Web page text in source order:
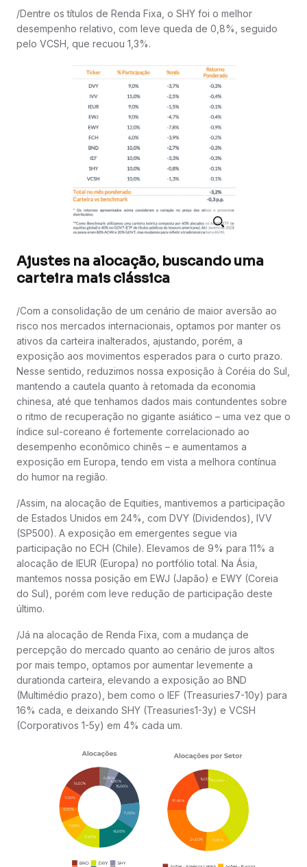
/Dentre os títulos de Renda Fixa, o SHY foi o melhor
desempenho relativo, com leve queda de 0,8%, seguido
pelo VCSH, que recuou 1,3%.
Ajustes na alocação, buscando uma
carteira mais clássica
/Com a consolidação de um cenário de maior aversão ao
risco nos mercados internacionais, optamos por manter os
ativos da carteira inalterados, ajustando, porém, a
exposição aos movimentos esperados para o curto prazo.
Nesse sentido, reduzimos nossa exposição à Coréia do Sul,
mantendo a cautela quanto à retomada da economia
chinesa, até que tenhamos dados mais contundentes sobre
o ritmo de recuperação no gigante asiático – uma vez que o
índice sul-coreano é fortemente correlacionado ao
desempenho econômico chinês – e aumentamos a
exposição em Europa, tendo em vista a melhora contínua
do humor na região.
/Assim, na alocação de Equities, mantivemos a participação
de Estados Unidos em 24%, com DVY (Dividendos), IVV
(SP500). A exposição em emergentes segue via
participação no ECH (Chile). Elevamos de 9% para 11% a
alocação de IEUR (Europa) no portfólio total. Na Ásia,
mantemos nossa posição em EWJ (Japão) e EWY (Coreia
do Sul), porém com leve redução de participação deste
último.
/Já na alocação de Renda Fixa, com a mudança de
percepção do mercado quanto ao cenário de juros altos
por mais tempo, optamos por aumentar levemente a
durationda carteira, elevando a exposição ao BND
(Multimédio prazo), bem como o IEF (Treasuries7-10y) para
16% cada, e deixando SHY (Treasuries1-3y) e VCSH
(Corporativos 1-5y) em 4% cada um.